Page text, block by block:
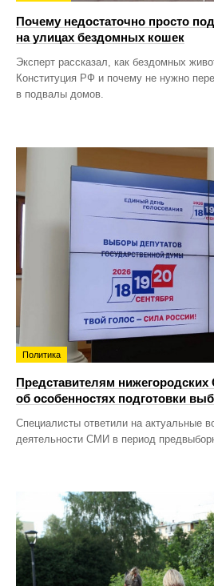
Почему недостаточно просто
на улицах бездомных кошек
Эксперт рассказал, как бездомных
Конституция РФ и почему не нужно
в подвалы домов.
Политика
Представителям
об особенностях подготовки
Специалисты ответили на актуальные
деятельности СМИ в период